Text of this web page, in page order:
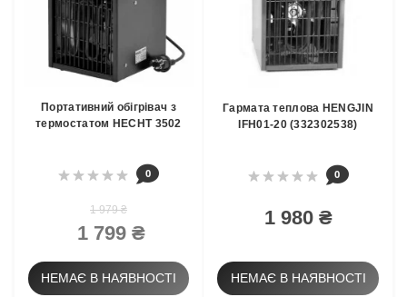
Портативний обігрівач з
термостатом HECHT 3502
0
1 979 ₴
1 799 ₴
НЕМАЄ В НАЯВНОСТІ
Гармата теплова HENGJIN
IFH01-20 (332302538)
0
1 980 ₴
НЕМАЄ В НАЯВНОСТІ